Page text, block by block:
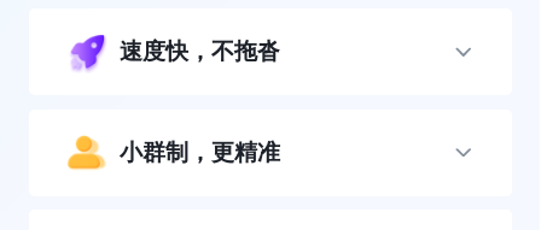
速度快，不拖沓
小群制，更精准